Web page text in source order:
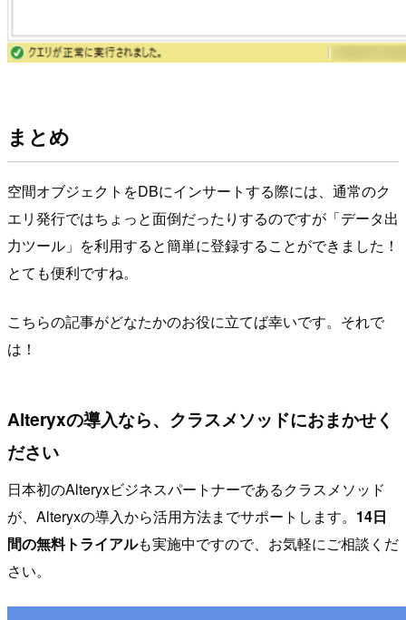
まとめ
空間オブジェクトをDBにインサートする際には、通常のク
エリ発行ではちょっと面倒だったりするのですが「データ出
力ツール」を利用すると簡単に登録することができました！
とても便利ですね。
こちらの記事がどなたかのお役に立てば幸いです。それで
は！
Alteryxの導入なら、クラスメソッドにおまかせく
ださい
日本初のAlteryxビジネスパートナーであるクラスメソッド
が、Alteryxの導入から活用方法までサポートします。 14日
間の無料トライアルも実施中ですので、お気軽にご相談くだ
さい。